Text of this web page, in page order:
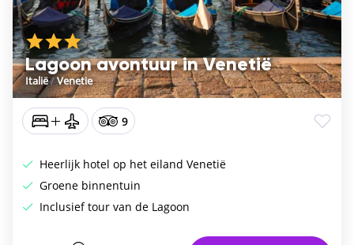
Lagoon avontuur in Venetië
Italië/Venetie
9
Heerlijk hotel op het eiland Venetië
Groene binnentuin
Inclusief tour van de Lagoon